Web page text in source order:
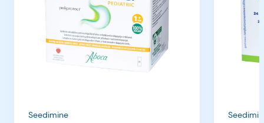
Seedimine